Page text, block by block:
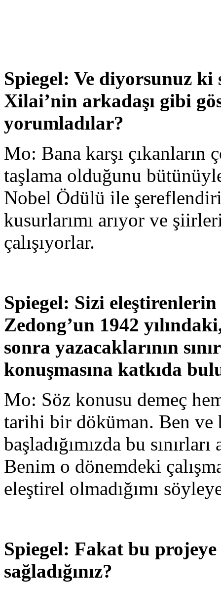
Spiegel: Ve diyorsunuz
Xilai’nin arkadaşı gibi
yorumladılar?
Mo: Bana karşı
taşlama olduğunu
Nobel Ödülü ile
kusurlarımı arıyor ve
çalışıyorlar.
Spiegel: Sizi
Zedong’un 1942
sonra yazacaklarının
konuşmasına katkıda
Mo: Söz konusu demeç
tarihi bir döküman. Ben ve
başladığımızda bu
Benim o dönemdeki
eleştirel olmadığımı
Spiegel: Fakat bu
sağladığınız?